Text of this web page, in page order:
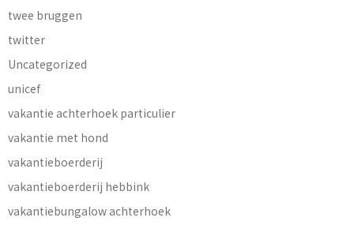
twee bruggen
twitter
Uncategorized
unicef
vakantie achterhoek particulier
vakantie met hond
vakantieboerderij
vakantieboerderij hebbink
vakantiebungalow achterhoek